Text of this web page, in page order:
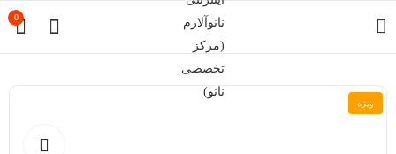
0
ویژه